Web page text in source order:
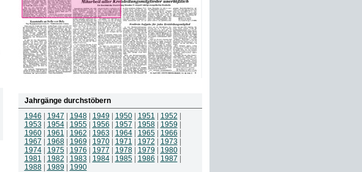
Jahrgänge durchstöbern
1946
1947 1948| 1949 1950| 1951 1952
1953
1954| 1955| 1956 1957 1958| 1959
1960| 1961 1962 1963 1964| 1965| 1966
1967
1968| 1969 1970| 1971 1972 1973
1974| 1975| 1976 1977 1978| 1979 1980|
1981
1982 1983 1984| 1985| 1986 1987
1988| 1989 1990